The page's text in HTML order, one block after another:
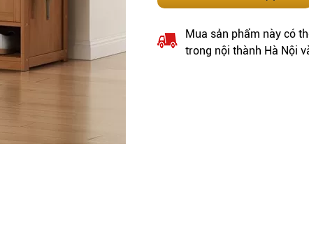
Mua sản phẩm này có
trong nội thành Hà Nội